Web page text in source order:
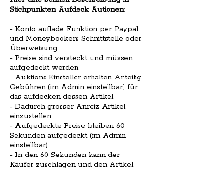
Stichpunkten Aufdeck Autionen:
- Konto auflade Funktion per Paypal
und Moneybookers Schnittstelle oder
Überweisung
- Preise sind versteckt und müssen
aufgedeckt werden
- Auktions Einsteller erhalten Anteilig
Gebühren (im Admin einstellbar) für
das aufdecken dessen Artikel
- Dadurch grosser Anreiz Artikel
einzustellen
- Aufgedeckte Preise bleiben 60
Sekunden aufgedeckt (im Admin
einstellbar)
- In den 60 Sekunden kann der
Käufer zuschlagen und den Artikel